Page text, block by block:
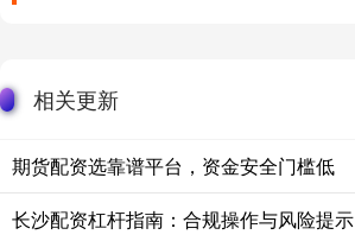
相关更新
期货配资选靠谱平台，资金安全门槛低
长沙配资杠杆指南：合规操作与风险提示